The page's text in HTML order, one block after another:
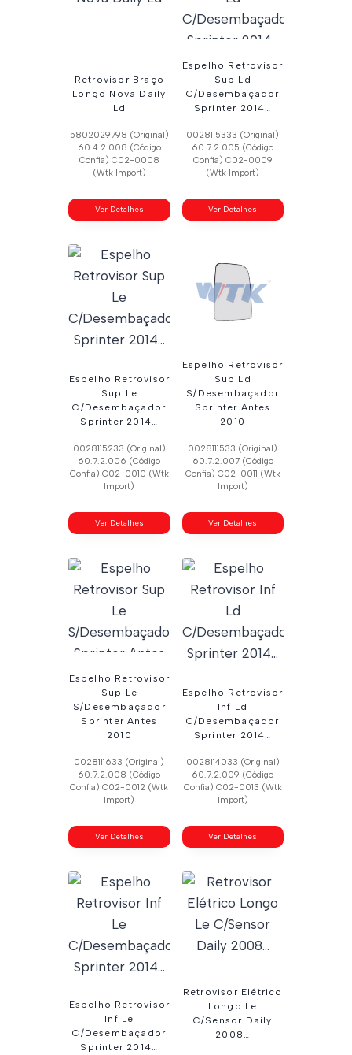
Retrovisor Braço
Longo Nova Daily
Ld
5802029798 (Original)
60.4.2.008 (Código
Confia) C02-0008
(Wtk Import)
Ver Detalhes
Espelho Retrovisor
Sup Ld
C/Desembaçador
Sprinter 2014…
0028115333 (Original)
60.7.2.005 (Código
Confia) C02-0009
(Wtk Import)
Ver Detalhes
Espelho Retrovisor
Sup Le
C/Desembaçador
Sprinter 2014…
0028115233 (Original)
60.7.2.006 (Código
Confia) C02-0010 (Wtk
Import)
Ver Detalhes
Espelho Retrovisor
Sup Ld
S/Desembaçador
Sprinter Antes
2010
0028111533 (Original)
60.7.2.007 (Código
Confia) C02-0011 (Wtk
Import)
Ver Detalhes
Espelho Retrovisor
Sup Le
S/Desembaçador
Sprinter Antes
2010
0028111633 (Original)
60.7.2.008 (Código
Confia) C02-0012 (Wtk
Import)
Ver Detalhes
Espelho Retrovisor
Inf Ld
C/Desembaçador
Sprinter 2014…
0028114033 (Original)
60.7.2.009 (Código
Confia) C02-0013 (Wtk
Import)
Ver Detalhes
Espelho Retrovisor
Inf Le
C/Desembaçador
Sprinter 2014…
Retrovisor Elétrico
Longo Le
C/Sensor Daily
2008…